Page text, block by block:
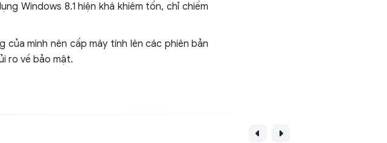
Windows 8.1 hiện khá khiêm tốn, chỉ chiếm
mình nên cấp máy tính lên các phiên bản
ro về bảo mật.